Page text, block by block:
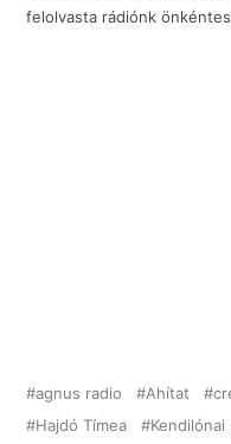
felolvasta rádiónk
agnus radio Ahítat
Hajdó Tímea